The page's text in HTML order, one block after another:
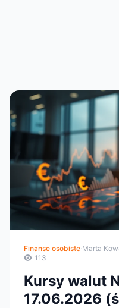
Finanse osobiste·Marta
113
Kursy walut
17.06.2026